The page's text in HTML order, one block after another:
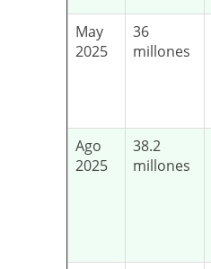
May
2025
36
millones
Ago
2025
38.2
millones